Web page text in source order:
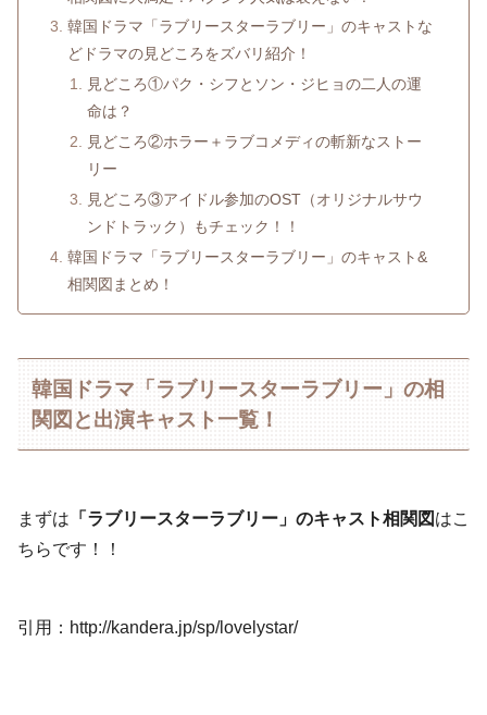
韓国ドラマ「ラブリースターラブリー」のキャストな
どドラマの見どころをズバリ紹介！
見どころ①パク・シフとソン・ジヒョの二人の運
命は？
見どころ②ホラー＋ラブコメディの斬新なストー
リー
見どころ③アイドル参加のOST（オリジナルサウ
ンドトラック）もチェック！！
韓国ドラマ「ラブリースターラブリー」のキャスト&
相関図まとめ！
韓国ドラマ「ラブリースターラブリー」の相
関図と出演キャスト一覧！
まずは 「ラブリースターラブリー」のキャスト相関図 はこ
ちらです！！
引用：http://kandera.jp/sp/lovelystar/